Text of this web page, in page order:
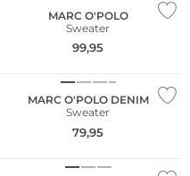
MARC O'POLO
Sweater
99,95
MARC O'POLO DENIM
Sweater
79,95